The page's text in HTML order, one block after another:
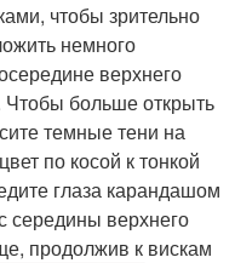
чтобы зрительно
немного
верхнего
Чтобы больше открыть
темные тени на
по косой к тонкой
глаза карандашом
середины верхнего
продолжив к вискам